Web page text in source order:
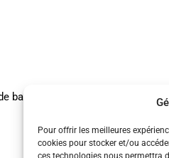
Pour offrir les meilleures
cookies pour stocker et/ou
ces technologies nous permettra
bataille mythologique !